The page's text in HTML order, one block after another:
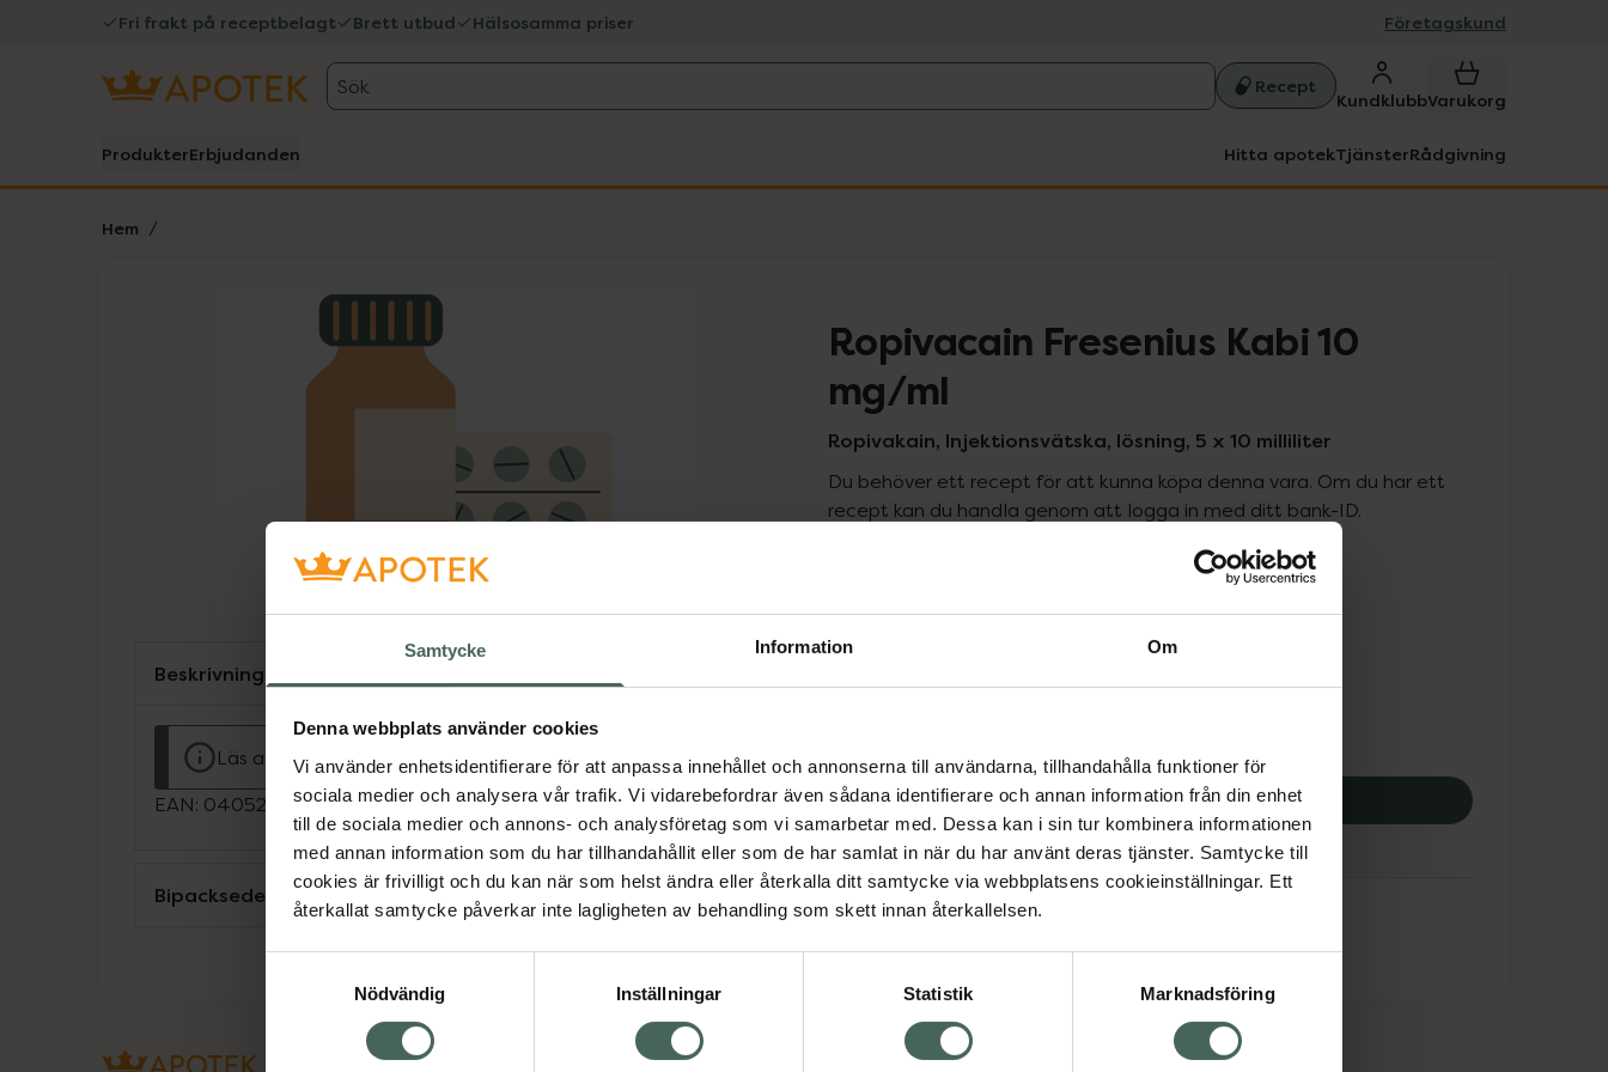
Samtycke Information Om
Denna webbplats använder cookies
Vi använder enhetsidentifierare för att anpassa innehållet och annonserna till användarna, tillhandahålla funktioner för
sociala medier och analysera vår trafik. Vi vidarebefordrar även sådana identifierare och annan information från din enhet
till de sociala medier och annons- och analysföretag som vi samarbetar med. Dessa kan i sin tur kombinera informationen
med annan information som du har tillhandahållit eller som de har samlat in när du har använt deras tjänster. Samtycke till
cookies är frivilligt och du kan när som helst ändra eller återkalla ditt samtycke via webbplatsens cookieinställningar. Ett
återkallat samtycke påverkar inte lagligheten av behandling som skett innan återkallelsen.
Nödvändig
Inställningar Statistik Marknadsföring
Fri frakt på receptbelagt Brett utbud Hälsosamma priser Företagskund
Sök Recept
KundklubbVarukorg
ProdukterErbjudanden Hitta apotekTjänsterRådgivning
Hem
Lista: . Innehåller 1 objekt.
Ropivacain Fresenius Kabi 10
mg/ml
Ropivakain, Injektionsvätska, lösning, 5 x 10 milliliter
Du behöver ett recept för att kunna köpa denna vara. Om du har ett
recept kan du handla genom att logga in med ditt bank-ID.
Pris med recept
Högkostnadsskyddet gäller inte
538,20 kr
Köp via ditt recept
Aktuella erbjudanden
Beskrivning
Läs alltid bipacksedeln innan användning.
EAN: 04052682017513
Bipacksedel från FASS Visa
Om recept och läkemedel